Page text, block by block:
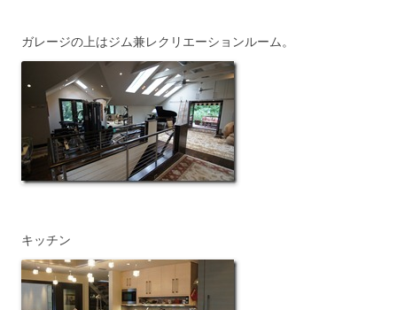
ガレージの上はジム兼レクリエーションルーム。
キッチン